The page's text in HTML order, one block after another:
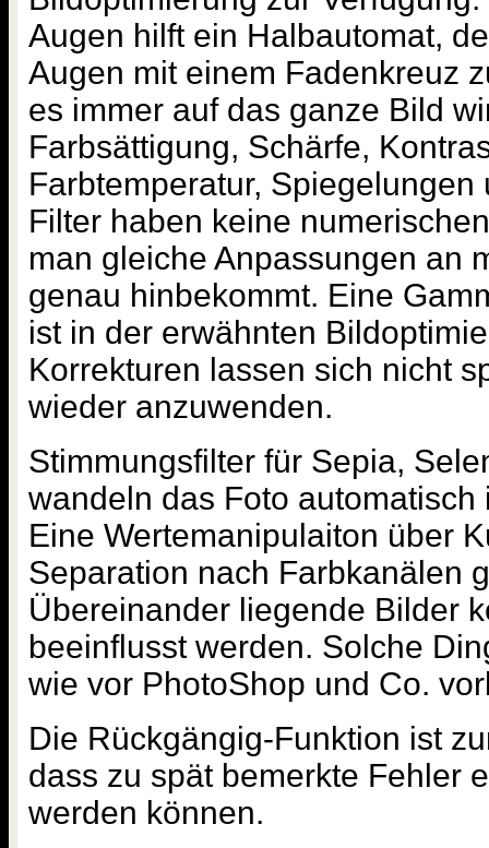
Augen hilft ein Halbautomat,
Augen mit einem Fadenkreuz
es immer auf das ganze Bild
Farbsättigung, Schärfe,
Farbtemperatur,
Filter haben keine
man gleiche Anpassungen an
genau hinbekommt. Eine
ist in der erwähnten
Korrekturen lassen sich nicht
wieder anzuwenden.
Stimmungsfilter für Sepia,
wandeln das Foto
Eine Wertemanipulaiton über
Separation nach Farbkanälen
Übereinander liegende Bilder
beeinflusst werden. Solche
wie vor PhotoShop und Co.
Die Rückgängig-Funktion ist
dass zu spät bemerkte Fehler
werden können.